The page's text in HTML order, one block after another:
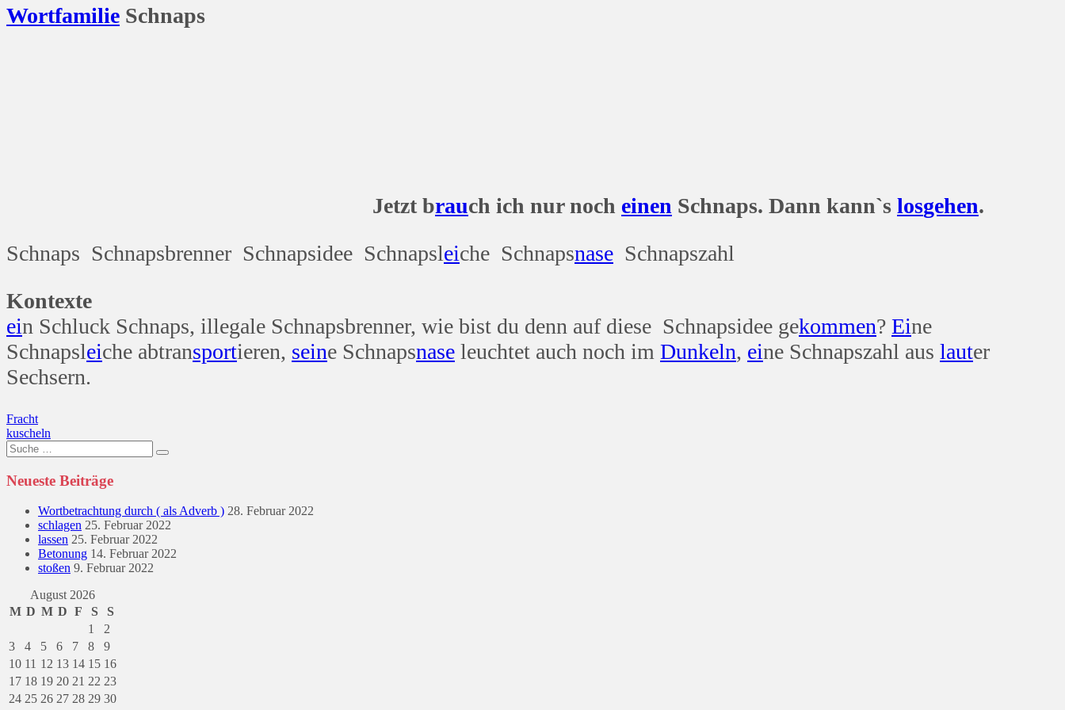
Wortfamilie Schnaps
Jetzt brauch ich nur noch einen Schnaps. Dann kann`s losgehen.
Schnaps Schnapsbrenner Schnapsidee Schnapsleiche Schnapsnase Schnapszahl
Kontexte
ein Schluck Schnaps, illegale Schnapsbrenner, wie bist du denn auf diese Schnapsidee gekommen? Eine
Schnapsleiche abtransportieren, seine Schnapsnase leuchtet auch noch im Dunkeln, eine Schnapszahl aus lauter
Sechsern.
Beitragsnavigation
Fracht
kuscheln
Suche
nach:
Neueste Beiträge
Wortbetrachtung durch ( als Adverb ) 28. Februar 2022
schlagen 25. Februar 2022
lassen 25. Februar 2022
Betonung 14. Februar 2022
stoßen 9. Februar 2022
August 2026
M D M D F S
S
1
2
3
4 5 6 7 8
9
10 11 12 13 14 15 16
17 18 19 20 21 22 23
24 25 26 27 28 29 30